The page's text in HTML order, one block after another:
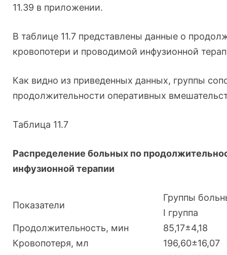
11.39 в приложении.
В таблице 11.7 представлены данные о
кровопотери и проводимой инфузионной
Как видно из приведенных данных, группы
продолжительности оперативных
Таблица 11.7
Распределение больных по
инфузионной терапии
Показатели
Группы
I группа
Продолжительность, мин
85,17±4,18
Кровопотеря, мл
196,60±16,07